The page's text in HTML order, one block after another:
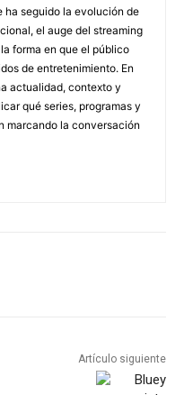
ha seguido la evolución de
el auge del streaming
forma en que el público
de entretenimiento. En
actualidad, contexto y
qué series, programas y
marcando la conversación
Artículo siguiente